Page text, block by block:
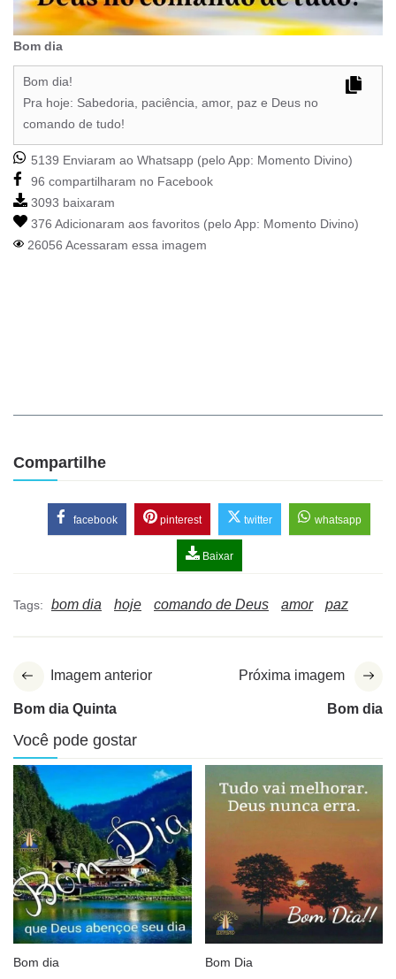
Bom dia
Bom dia!
Pra hoje: Sabedoria, paciência, amor, paz e Deus no
comando de tudo!
5139 Enviaram ao Whatsapp (pelo App: Momento Divino)
96 compartilharam no Facebook
3093 baixaram
376 Adicionaram aos favoritos (pelo App: Momento Divino)
26056 Acessaram essa imagem
Compartilhe
facebook pinterest twitter whatsapp
Baixar
Tags: bom dia hoje comando de Deus amor paz
Imagem anterior
Bom dia Quinta
Próxima imagem
Bom dia
Você pode gostar
Bom dia Bom Dia